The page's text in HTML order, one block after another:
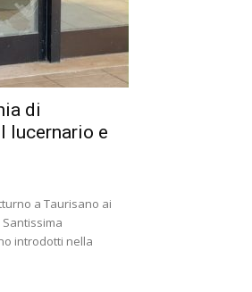
di
lucernario e
a Taurisano ai
introdotti nella